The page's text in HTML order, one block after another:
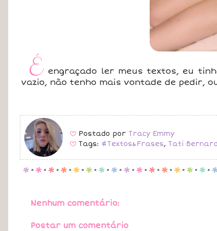
É engraçado ler meus textos, eu
vazio, não tenho mais vontade de pedir,
B Postado por Tracy Emmy
B Tags: #Textos&Frases, Tati
p . p . p . p . p . p . p . p . p . p . p . p . p . p . p .
Nenhum comentário:
Postar um comentário